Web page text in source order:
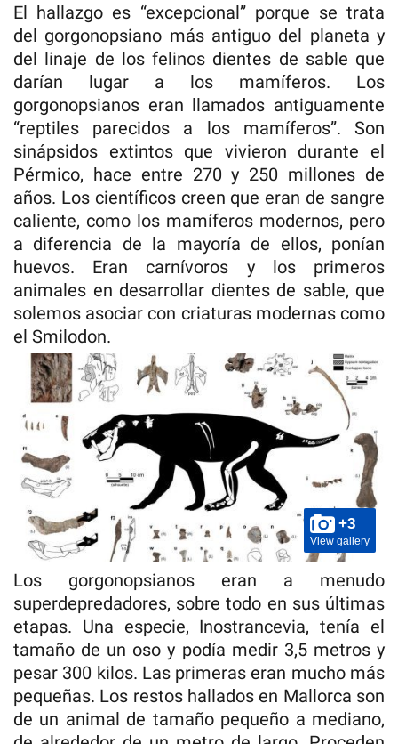
El hallazgo es “excepcional” porque se trata
del gorgonopsiano más antiguo del planeta y
del linaje de los felinos dientes de sable que
darían lugar a los mamíferos. Los
gorgonopsianos eran llamados antiguamente
“reptiles parecidos a los mamíferos”. Son
sinápsidos extintos que vivieron durante el
Pérmico, hace entre 270 y 250 millones de
años. Los científicos creen que eran de sangre
caliente, como los mamíferos modernos, pero
a diferencia de la mayoría de ellos, ponían
huevos. Eran carnívoros y los primeros
animales en desarrollar dientes de sable, que
solemos asociar con criaturas modernas como
el Smilodon.
+3
View gallery
Los gorgonopsianos eran a menudo
superdepredadores, sobre todo en sus últimas
etapas. Una especie, Inostrancevia, tenía el
tamaño de un oso y podía medir 3,5 metros y
pesar 300 kilos. Las primeras eran mucho más
pequeñas. Los restos hallados en Mallorca son
de un animal de tamaño pequeño a mediano,